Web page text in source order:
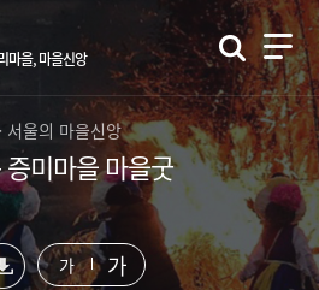
마을, 마을신앙
서울의 마을신앙
미마을 마을굿
가 가